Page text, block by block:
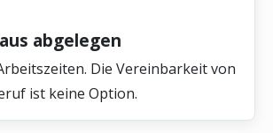
abgelegen
Die Vereinbarkeit von
ist keine Option.